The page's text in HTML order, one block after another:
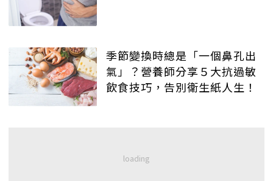
季節變換時總是「一個鼻孔出
氣」？營養師分享５大抗過敏
飲食技巧，告別衛生紙人生！